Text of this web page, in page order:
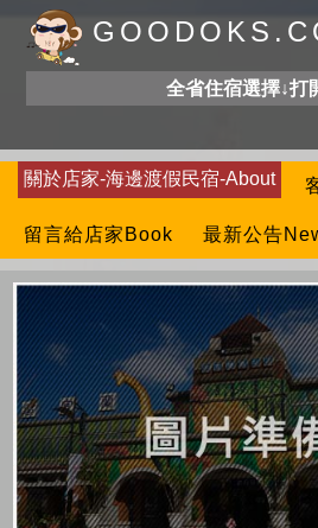
全省住宿選擇↓打
關於店家-海邊渡假民宿-About
留言給店家Book 最新公告